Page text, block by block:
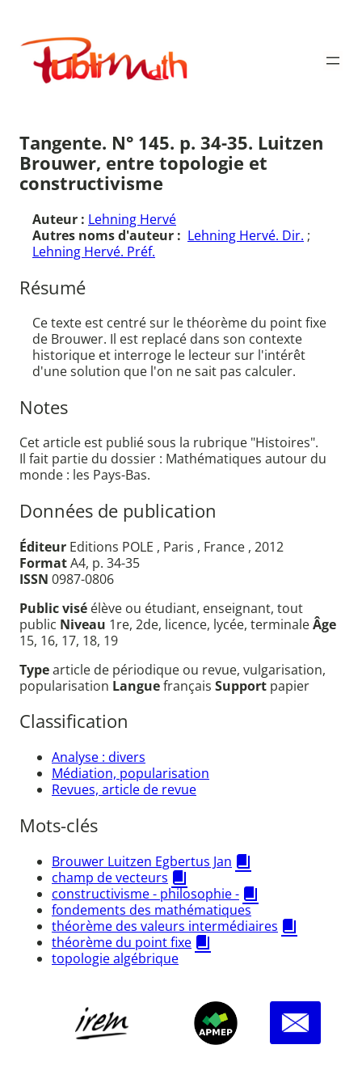
contenu
Publimath
Tangente. N° 145. p. 34-35. Luitzen
Brouwer, entre topologie et
constructivisme
Auteur : Lehning Hervé
Autres noms d'auteur : Lehning Hervé. Dir. ;
Lehning Hervé. Préf.
Résumé
Ce texte est centré sur le théorème du point fixe
de Brouwer. Il est replacé dans son contexte
historique et interroge le lecteur sur l'intérêt
d'une solution que l'on ne sait pas calculer.
Notes
Cet article est publié sous la rubrique "Histoires".
Il fait partie du dossier : Mathématiques autour du
monde : les Pays-Bas.
Données de publication
Éditeur Editions POLE , Paris , France , 2012
FormatA4, p. 34-35
ISSN 0987-0806
Public visé élève ou étudiant, enseignant, tout
public Niveau 1re, 2de, licence, lycée, terminaleÂge
15, 16, 17, 18, 19
Typearticle de périodique ou revue, vulgarisation,
popularisation Languefrançais Support papier
Classification
Analyse : divers
Médiation, popularisation
Revues, article de revue
Mots-clés
Brouwer Luitzen Egbertus Jan
champ de vecteurs
constructivisme - philosophie -
fondements des mathématiques
théorème des valeurs intermédiaires
théorème du point fixe
topologie algébrique